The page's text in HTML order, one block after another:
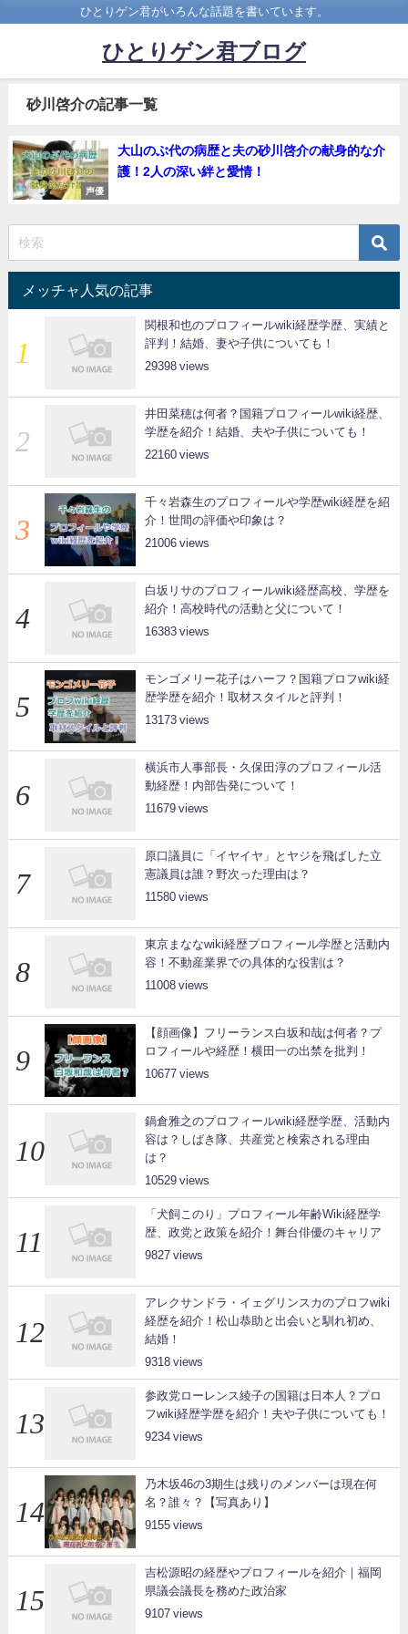
ひとりゲン君がいろんな話題を書いています。
ひとりゲン君ブログ
砂川啓介の記事一覧
声優
大山のぶ代の病歴と夫の砂川啓介の献身的な介
護！2人の深い絆と愛情！
メッチャ人気の記事
関根和也のプロフィールwiki経歴学歴、実績と
評判！結婚、妻や子供についても！
29398
井田菜穂は何者？国籍プロフィールwiki経歴、
学歴を紹介！結婚、夫や子供についても！
22160
千々岩森生のプロフィールや学歴wiki経歴を紹
介！世間の評価や印象は？
21006
白坂リサのプロフィールwiki経歴高校、学歴を
紹介！高校時代の活動と父について！
16383
モンゴメリー花子はハーフ？国籍プロフwiki経
歴学歴を紹介！取材スタイルと評判！
13173
横浜市人事部長・久保田淳のプロフィール活
動経歴！内部告発について！
11679
原口議員に「イヤイヤ」とヤジを飛ばした立
憲議員は誰？野次った理由は？
11580
東京まななwiki経歴プロフィール学歴と活動内
容！不動産業界での具体的な役割は？
11008
【顔画像】フリーランス白坂和哉は何者？プ
ロフィールや経歴！横田一の出禁を批判！
10677
鍋倉雅之のプロフィールwiki経歴学歴、活動内
容は？しばき隊、共産党と検索される理由
は？
10529
「犬飼このり」プロフィール年齢Wiki経歴学
歴、政党と政策を紹介！舞台俳優のキャリア
9827
アレクサンドラ・イェグリンスカのプロフwiki
経歴を紹介！松山恭助と出会いと馴れ初め、
結婚！
9318
参政党ローレンス綾子の国籍は日本人？プロ
フwiki経歴学歴を紹介！夫や子供についても！
9234
乃木坂46の3期生は残りのメンバーは現在何
名？誰々？【写真あり】
9155
吉松源昭の経歴やプロフィールを紹介｜福岡
県議会議長を務めた政治家
9107